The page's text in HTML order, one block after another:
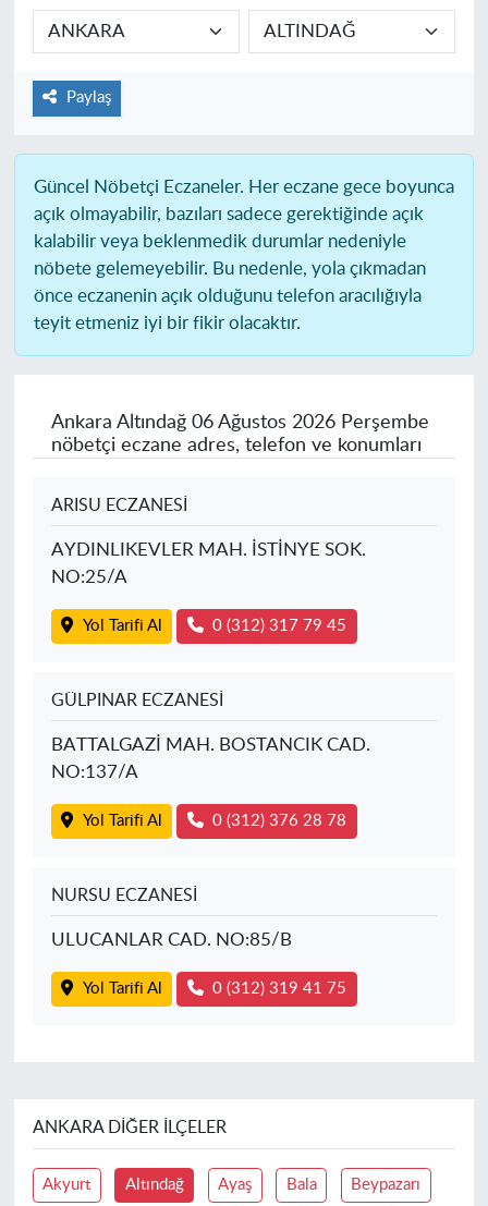
Paylaş
Güncel Nöbetçi Eczaneler. Her eczane gece boyunca
açık olmayabilir, bazıları sadece gerektiğinde açık
kalabilir veya beklenmedik durumlar nedeniyle
nöbete gelemeyebilir. Bu nedenle, yola çıkmadan
önce eczanenin açık olduğunu telefon aracılığıyla
teyit etmeniz iyi bir fikir olacaktır.
Ankara Altındağ06 Ağustos 2026 Perşembe
nöbetçi eczane adres, telefon ve konumları
ARISU ECZANESİ
AYDINLIKEVLER MAH. İSTİNYE SOK.
NO:25/A
Yol Tarifi Al 0 (312) 317 79 45
GÜLPINAR ECZANESİ
BATTALGAZİ MAH. BOSTANCIK CAD.
NO:137/A
Yol Tarifi Al 0 (312) 376 28 78
NURSU ECZANESİ
ULUCANLAR CAD. NO:85/B
Yol Tarifi Al 0 (312) 319 41 75
ANKARA DIĞER İLÇELER
Akyurt Altındağ Ayaş Bala Beypazarı